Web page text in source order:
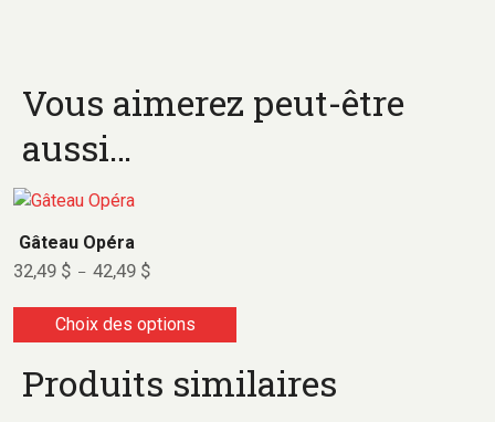
Vous aimerez peut-être
aussi…
Gâteau Opéra
32,49 $ – 42,49 $
Choix des options
Produits similaires